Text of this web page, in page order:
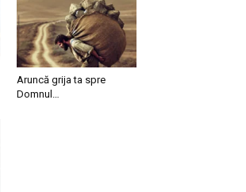
Aruncă grija ta spre
Domnul…